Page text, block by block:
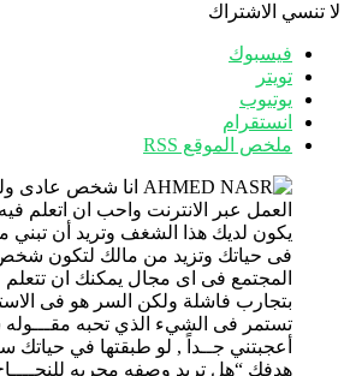
لا تنسي الاشتراك
فيسبوك
تويتر
يوتيوب
انستقرام
ملخص الموقع RSS